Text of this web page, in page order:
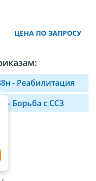
ЦЕНА ПО ЗАПРОСУ
- Реабилитация
- Борьба с ССЗ